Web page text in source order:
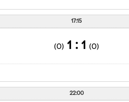
17:15
(0)
1 : 1
(0)
22:00